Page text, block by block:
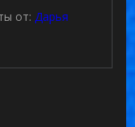
от: Дарья